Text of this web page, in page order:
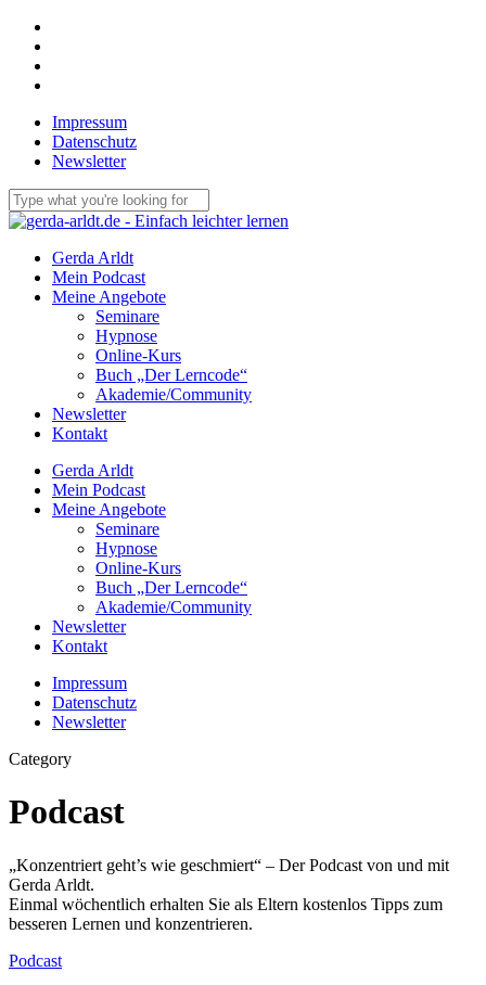
Skip
main
content
Impressum
Datenschutz
Newsletter
Close
Menu
Gerda Arldt
Mein Podcast
Meine Angebote
Seminare
Hypnose
Online-Kurs
Buch „Der Lerncode“
Akademie/Community
Newsletter
Kontakt
Gerda Arldt
Mein Podcast
Meine Angebote
Seminare
Hypnose
Online-Kurs
Buch „Der Lerncode“
Akademie/Community
Newsletter
Kontakt
Impressum
Datenschutz
Newsletter
Category
Podcast
„Konzentriert geht’s wie geschmiert“ – Der Podcast von und mit
Gerda Arldt.
Einmal wöchentlich erhalten Sie als Eltern kostenlos Tipps zum
besseren Lernen und konzentrieren.
Podcast